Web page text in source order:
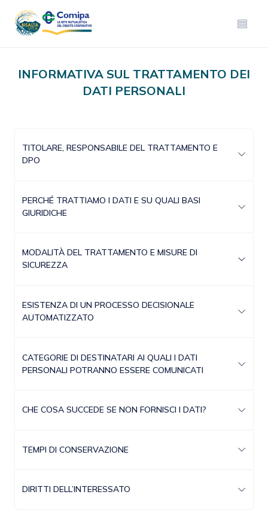
INFORMATIVA SUL TRATTAMENTO DEI
DATI PERSONALI
TITOLARE, RESPONSABILE DEL TRATTAMENTO E
DPO
PERCHÉ TRATTIAMO I DATI E SU QUALI BASI
GIURIDICHE
MODALITÀ DEL TRATTAMENTO E MISURE DI
SICUREZZA
ESISTENZA DI UN PROCESSO DECISIONALE
AUTOMATIZZATO
CATEGORIE DI DESTINATARI AI QUALI I DATI
PERSONALI POTRANNO ESSERE COMUNICATI
CHE COSA SUCCEDE SE NON FORNISCI I DATI?
TEMPI DI CONSERVAZIONE
DIRITTI DELL’INTERESSATO